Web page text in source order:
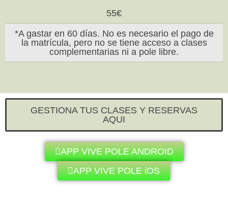
55€
*A gastar en 60 días. No es necesario el pago de
la matrícula, pero no se tiene acceso a clases
complementarias ni a pole libre.
GESTIONA TUS CLASES Y RESERVAS
AQUI
APP VIVE POLE ANDROID
APP VIVE POLE iOS